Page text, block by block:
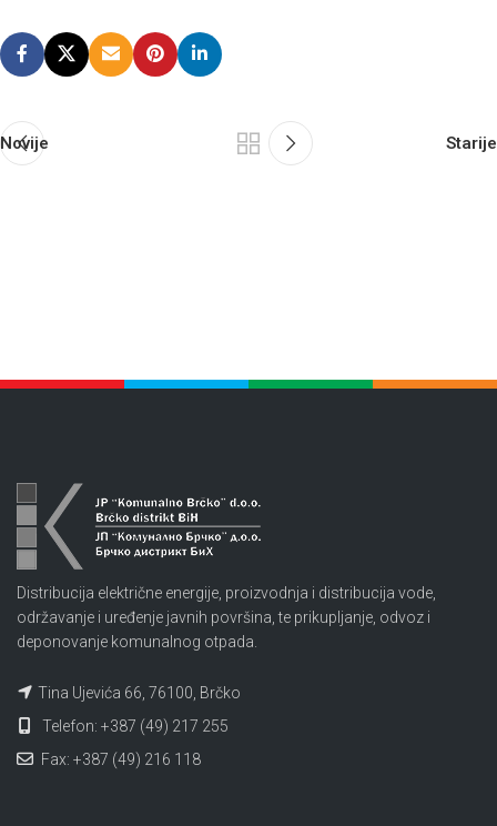
Novije Starije
Distribucija električne energije, proizvodnja i distribucija vode,
održavanje i uređenje javnih površina, te prikupljanje, odvoz i
deponovanje komunalnog otpada.
Tina Ujevića 66, 76100, Brčko
Telefon: +387 (49) 217 255
Fax: +387 (49) 216 118